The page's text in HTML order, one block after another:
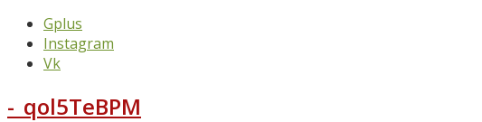
Gplus
Instagram
Vk
-_qol5TeBPM